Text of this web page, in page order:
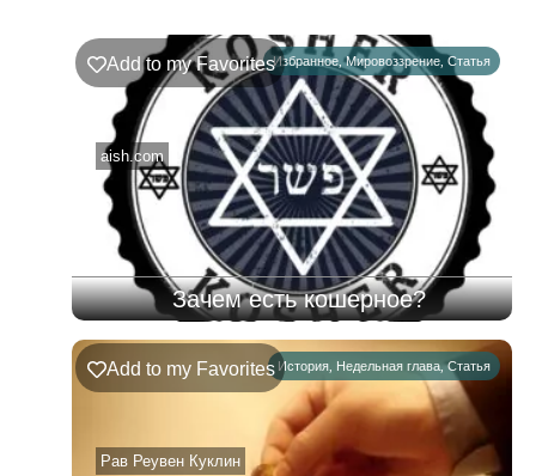
Ръэ
02.08.2026
08.08.2026
Избранное ,Мировоззрение Статья
aish.com
Add to my Favorites
Зачем есть кошерное?
История Недельная глава ,Статья
Рав Реувен Куклин
Add to my Favorites